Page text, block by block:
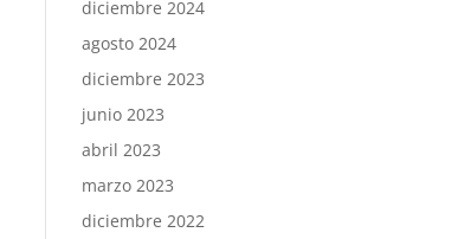
diciembre 2024
agosto 2024
diciembre 2023
junio 2023
abril 2023
marzo 2023
diciembre 2022